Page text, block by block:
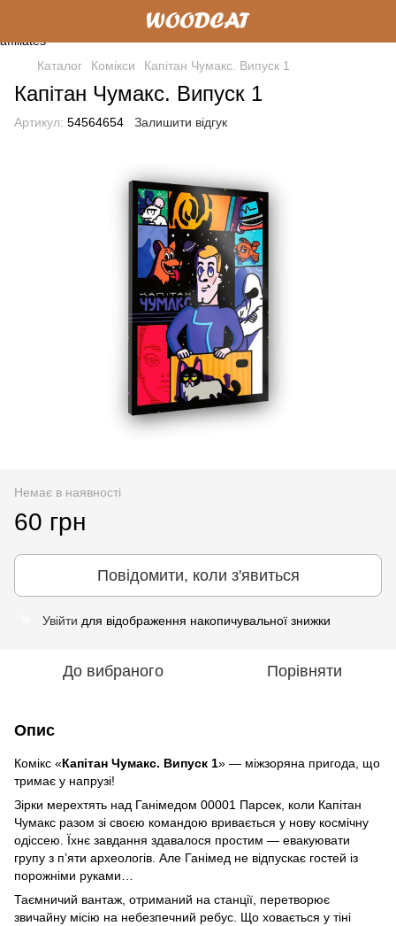
Каталог Комікси Капітан Чумакс. Випуск 1
Капітан Чумакс. Випуск 1
Артикул: 54564654 Залишити відгук
Немає в наявності
60 грн
Повідомити, коли з'явиться
Увійти для відображення накопичувальної знижки
До вибраного Порівняти
Опис
Комікс «Капітан Чумакс. Випуск 1» — міжзоряна пригода, що
тримає у напрузі!
Зірки мерехтять над Ганімедом 00001 Парсек, коли Капітан
Чумакс разом зі своєю командою вривається у нову космічну
одіссею. Їхнє завдання здавалося простим — евакуювати
групу з п’яти археологів. Але Ганімед не відпускає гостей із
порожніми руками…
Таємничий вантаж, отриманий на станції, перетворює
звичайну місію на небезпечний ребус. Що ховається у тіні